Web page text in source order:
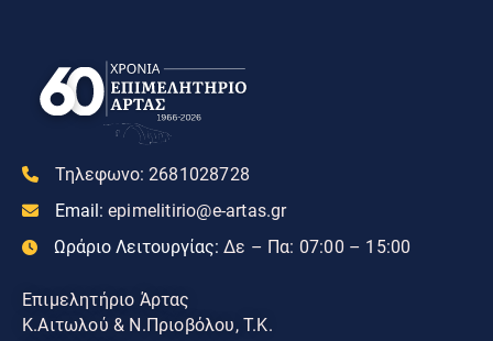
Τηλεφωνο: 2681028728
Email: epimelitirio@e-artas.gr
Ωράριο Λειτουργίας: Δε – Πα: 07:00 – 15:00
Επιμελητήριο Άρτας
Κ.Αιτωλού & Ν.Πριοβόλου, Τ.Κ.